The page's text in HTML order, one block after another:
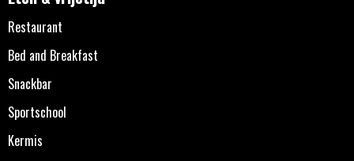
Restaurant
Bed and Breakfast
Snackbar
Sportschool
Kermis